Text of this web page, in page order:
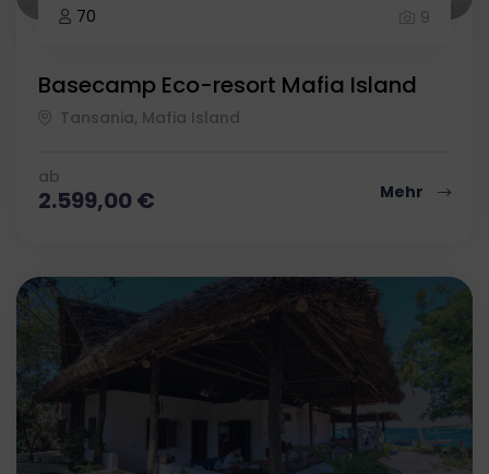
70 9
Basecamp Eco-resort Mafia Island
Tansania, Mafia Island
ab
2.599,00€ Mehr